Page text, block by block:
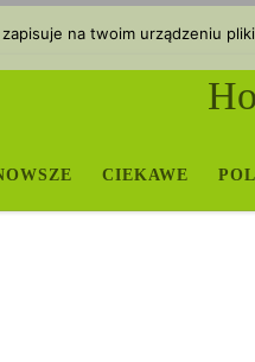
CIEKAWE
na twoim urządzeniu